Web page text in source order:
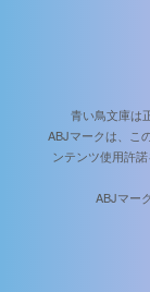
青い鳥文庫は
ABJマークは、こ
ンテンツ使用許
ABJマー